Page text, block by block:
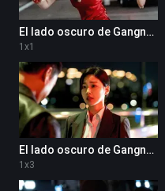
El lado oscuro de Gangnam 1x1
1 x1
El lado oscuro de Gangnam 1x3
1 x3